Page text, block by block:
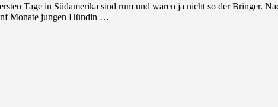
Tage in Südamerika sind rum und waren ja nicht so der Bringer.
Monate jungen Hündin …